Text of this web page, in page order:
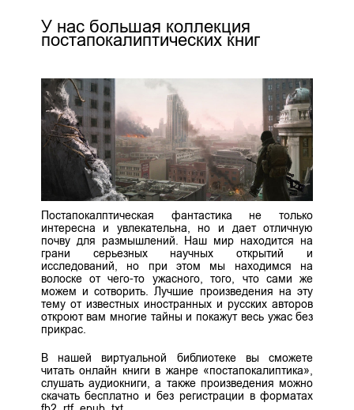
У нас большая коллекция
постапокалиптических книг
Постапокалптическая фантастика не только
интересна и увлекательна, но и дает отличную
почву для размышлений. Наш мир находится на
грани серьезных научных открытий и
исследований, но при этом мы находимся на
волоске от чего-то ужасного, того, что сами же
можем и сотворить. Лучшие произведения на эту
тему от известных иностранных и русских авторов
откроют вам многие тайны и покажут весь ужас без
прикрас.
В нашей виртуальной библиотеке вы сможете
читать онлайн книги в жанре «постапокалиптика»,
слушать аудиокниги, а также произведения можно
скачать бесплатно и без регистрации в форматах